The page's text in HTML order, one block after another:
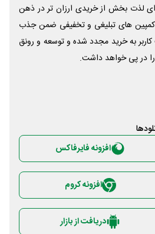
لذت بخش از خریدی ارزان تر در ذهن
های تبلیغی و تخفیفی ضمن جذب
به خرید مجدد شده و توسعه و رونق
در پی خواهد داشت.
افزونه فایرفاکس
افزونه کروم
دریافت از بازار